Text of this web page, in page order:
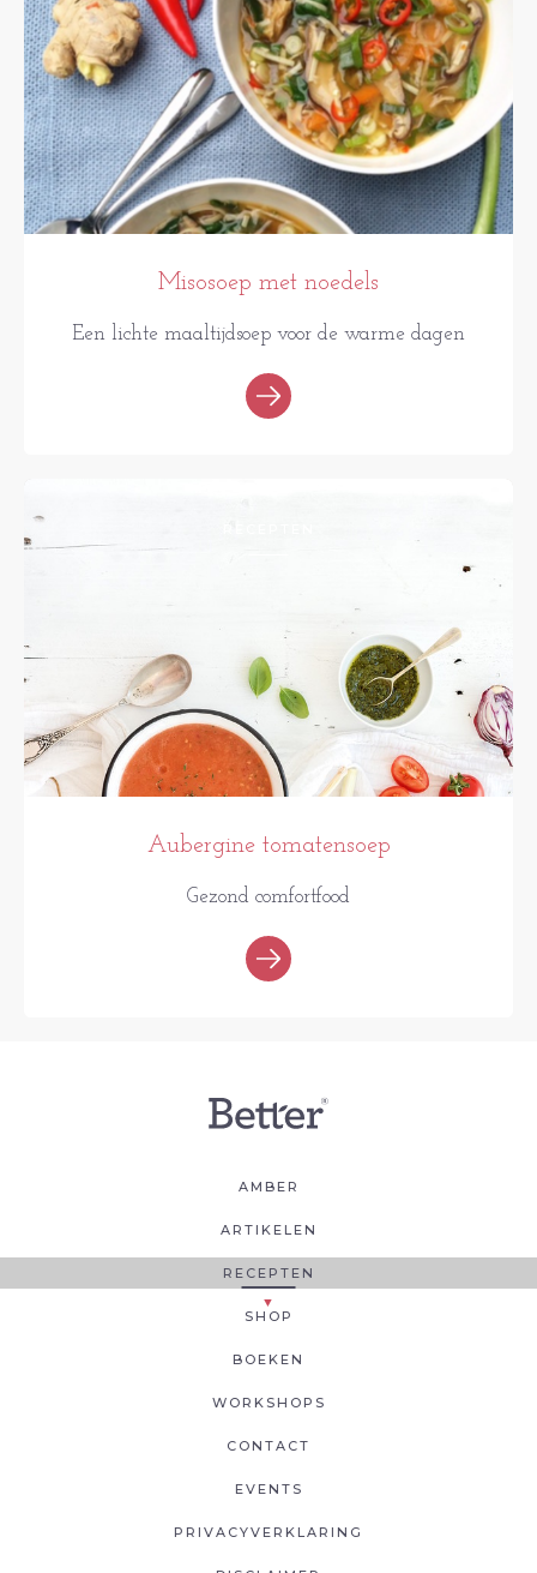
Misosoep met noedels
Een lichte maaltijdsoep voor de warme dagen
Aubergine tomatensoep
Gezond comfortfood
AMBER
ARTIKELEN
RECEPTEN
SHOP
BOEKEN
WORKSHOPS
CONTACT
EVENTS
PRIVACYVERKLARING